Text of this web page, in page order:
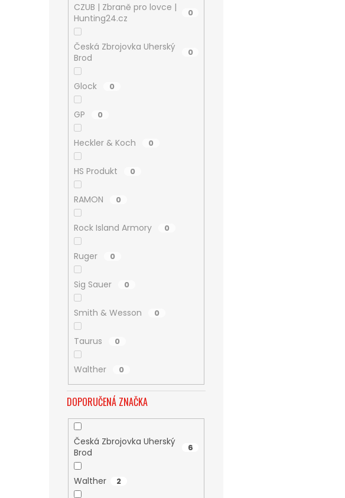
CZUB | Zbraně pro lovce |
Hunting24.cz
0
Česká Zbrojovka Uherský
Brod
0
Glock 0
GP 0
Heckler & Koch 0
HS Produkt 0
RAMON 0
Rock Island Armory 0
Ruger 0
Sig Sauer 0
Smith & Wesson 0
Taurus 0
Walther 0
DOPORUČENÁ ZNAČKA
Česká Zbrojovka Uherský
Brod
6
Walther 2